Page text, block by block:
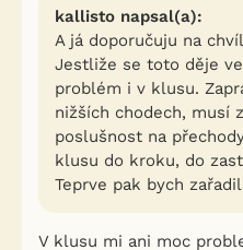
kallisto napsal(a):
A já doporučuju na
Jestliže se toto děje
problém i v klusu.
nižších chodech, musí
poslušnost na
klusu do kroku, do
Teprve pak bych
V klusu mi ani moc